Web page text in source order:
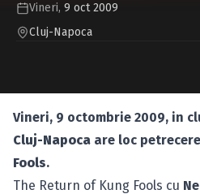
Vineri, 9 oct 2009
Cluj-Napoca
Vineri, 9 octombrie 2009, in
Cluj-Napoca are loc
Fools.
The Return of Kung Fools cu